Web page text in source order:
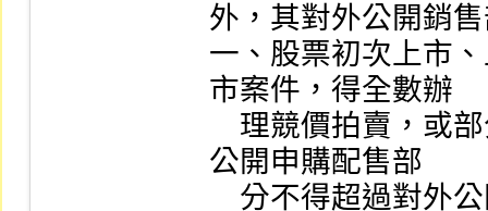
外，其對外公開銷
一、股票初次上市
市案件，得全數辦
公開申購配售部